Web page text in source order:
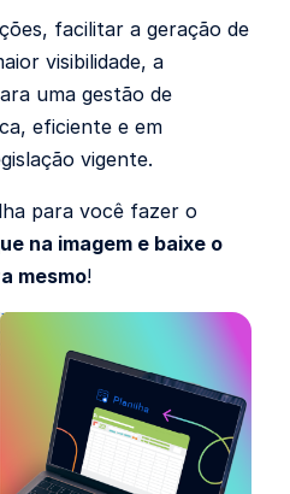
facilitar a geração de
visibilidade, a
uma gestão de
eficiente e em
vigente.
para você fazer o
na imagem e baixe o
mesmo!